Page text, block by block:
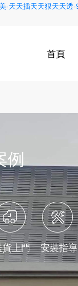
-天天插天天狠天天
首頁
例
貨上門 安裝指導